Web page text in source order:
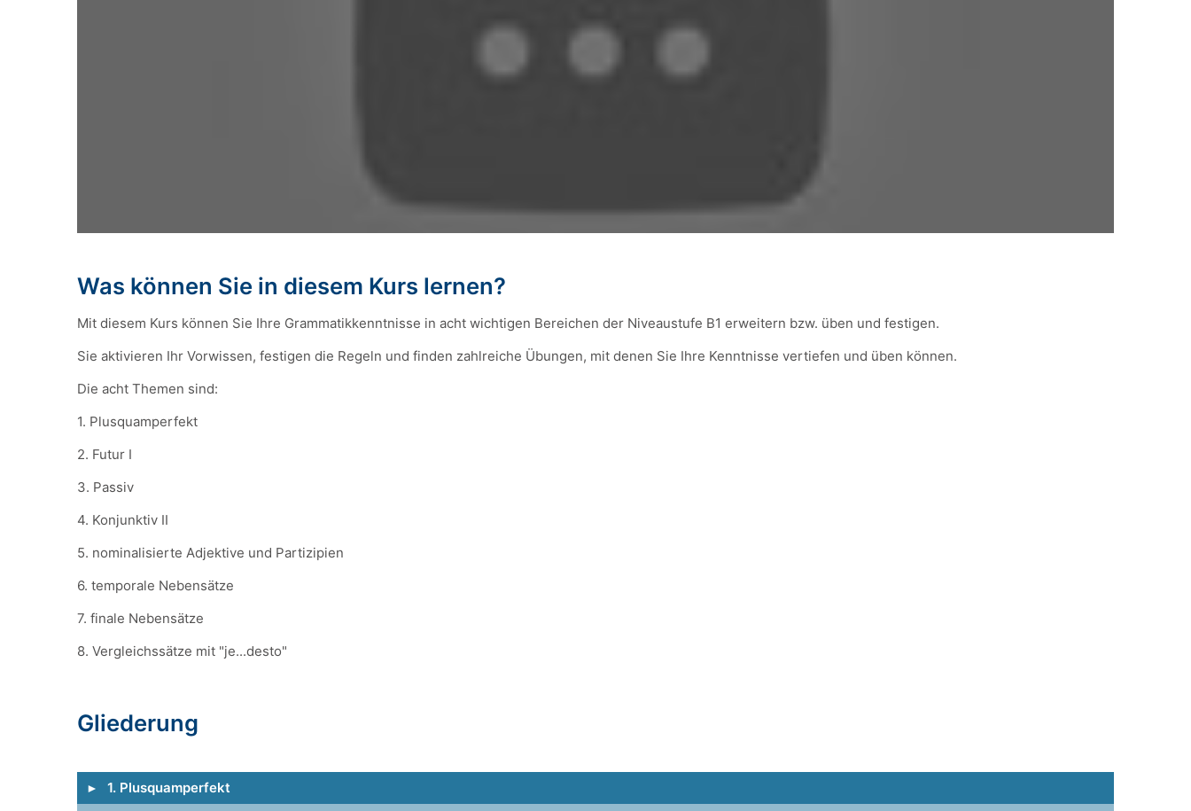
Was können Sie in diesem Kurs lernen?
Mit diesem Kurs können Sie Ihre Grammatikkenntnisse in acht wichtigen Bereichen der Niveaustufe B1 erweitern bzw. üben und festigen.
Sie aktivieren Ihr Vorwissen, festigen die Regeln und finden zahlreiche Übungen, mit denen Sie Ihre Kenntnisse vertiefen und üben können.
Die acht Themen sind:
1. Plusquamperfekt
2. Futur I
3. Passiv
4. Konjunktiv II
5. nominalisierte Adjektive und Partizipien
6. temporale Nebensätze
7. finale Nebensätze
8. Vergleichssätze mit "je...desto"
Gliederung
1. Plusquamperfekt